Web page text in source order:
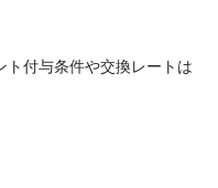
ト付与条件や交換レートは